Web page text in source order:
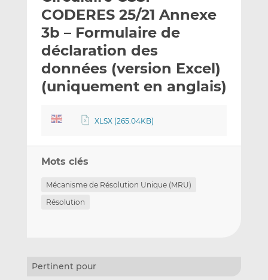
e
r
p
a
r
m
i
g
e
r
s
u
L
n
e
n
g
e
r
s
u
F
c
b
k
CODERES 25/21 Annexe
3b – Formulaire de
déclaration des
données (version Excel)
(uniquement en anglais)
XLSX (265.04KB)
Mots clés
Mécanisme de Résolution Unique (MRU)
Résolution
Pertinent pour